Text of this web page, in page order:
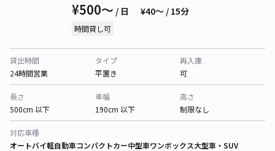
¥500〜 / 日 ¥40〜 / 15分
時間貸し可
貸出時間
24時間営業
タイプ
平置き
再入庫
可
長さ
500cm 以下
車幅
190cm 以下
高さ
制限なし
対応車種
オートバイ軽自動車コンパクトカー中型車ワンボックス大型車・SUV